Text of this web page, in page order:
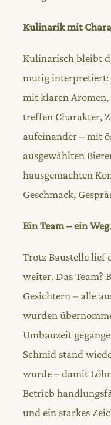
Kulinarik mit
Kulinarisch bleibt
mutig interpretiert:
mit klaren Aromen,
treffen Charakter,
aufeinander – mit
ausgewählten
hausgemachten
Geschmack,
Ein Team – ein Weg.
Trotz Baustelle lief
weiter. Das Team?
Gesichtern – alle
wurden
Umbauzeit
Schmid stand
wurde – damit
Betrieb
und ein starkes